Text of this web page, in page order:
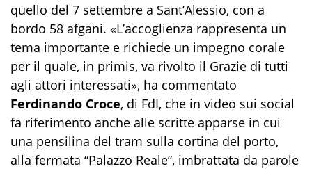
quello del 7 settembre a Sant’Alessio, con a
bordo 58 afgani. «L’accoglienza rappresenta un
tema importante e richiede un impegno corale
per il quale, in primis, va rivolto il Grazie di tutti
agli attori interessati», ha commentato
Ferdinando Croce, di FdI, che in video sui social
fa riferimento anche alle scritte apparse in cui
una pensilina del tram sulla cortina del porto,
alla fermata “Palazzo Reale”, imbrattata da parole